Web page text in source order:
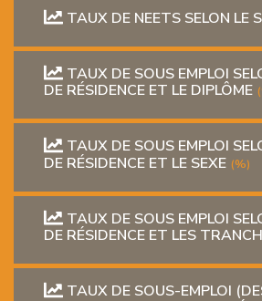
TAUX DE NEETS SELON LE
TAUX DE SOUS EMPLOI
DE RÉSIDENCE ET LE DIPLÔME
TAUX DE SOUS EMPLOI
DE RÉSIDENCE ET LE SEXE (%)
TAUX DE SOUS EMPLOI
DE RÉSIDENCE ET LES
TAUX DE SOUS-EMPLOI